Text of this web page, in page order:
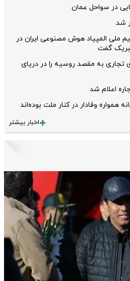
در سواحل عمان
شد
ملی المپیاد هوش مصنوعی ایران در
گفت
تجاری به مقصد روسیه را در دریای
اعلام شد
همواره وفادار در کنار ملت بوده‌اند
اخبار بیشتر